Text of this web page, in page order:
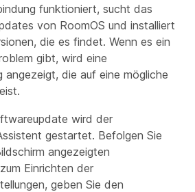
funktioniert, sucht das
von RoomOS und installiert
die es findet. Wenn es ein
gibt, wird eine
angezeigt, die auf eine mögliche
wird der
gestartet. Befolgen Sie
angezeigten
Einrichten der
geben Sie den